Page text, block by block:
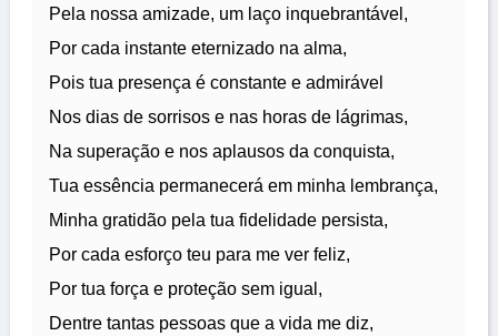
Pela nossa amizade, um laço inquebrantável,
Por cada instante eternizado na alma,
Pois tua presença é constante e admirável
Nos dias de sorrisos e nas horas de lágrimas,
Na superação e nos aplausos da conquista,
Tua essência permanecerá em minha lembrança,
Minha gratidão pela tua fidelidade persista,
Por cada esforço teu para me ver feliz,
Por tua força e proteção sem igual,
Dentre tantas pessoas que a vida me diz,